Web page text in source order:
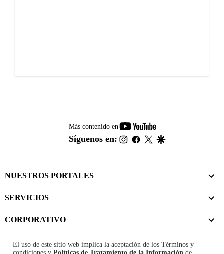
Más contenido en
youtube-
footer
Síguenos en: instagram
facebook
twitter
NUESTROS PORTALES
SERVICIOS
CORPORATIVO
El uso de este sitio web implica la aceptación de los Términos y